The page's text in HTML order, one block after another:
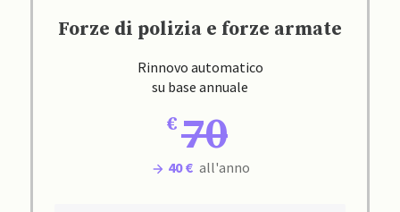
Forze di polizia e forze armate
Rinnovo automatico
su base annuale
70
40 € all'anno